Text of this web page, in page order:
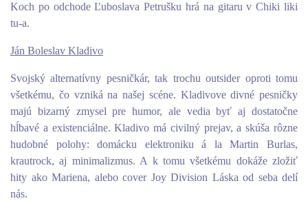
Koch po odchode Ľuboslava Petrušku hrá na gitaru v Chiki liki
tu-a.
Ján Boleslav Kladivo
Svojský alternatívny pesničkár, tak trochu outsider oproti tomu
všetkému, čo vzniká na našej scéne. Kladivove divné pesničky
majú bizarný zmysel pre humor, ale vedia byť aj dostatočne
hĺbavé a existenciálne. Kladivo má civilný prejav, a skúša rôzne
hudobné polohy: domácku elektroniku á la Martin Burlas,
krautrock, aj minimalizmus. A k tomu všetkému dokáže zložiť
hity ako Mariena, alebo cover Joy Division Láska od seba delí
nás.